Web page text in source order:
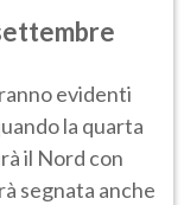
evidenti
la quarta
il Nord con
segnata anche